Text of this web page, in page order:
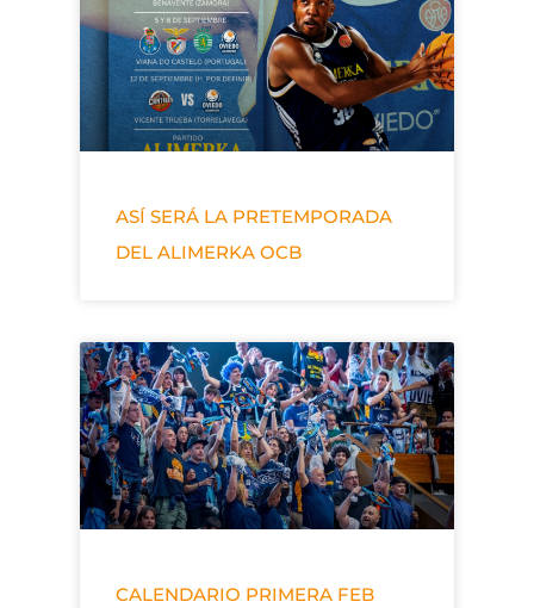
ASÍ SERÁ LA PRETEMPORADA
DEL ALIMERKA OCB
CALENDARIO PRIMERA FEB